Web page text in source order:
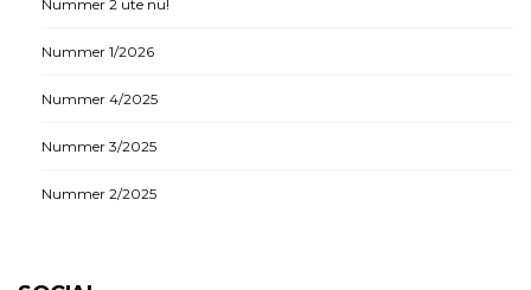
Nummer 2 ute nu!
Nummer 1/2026
Nummer 4/2025
Nummer 3/2025
Nummer 2/2025